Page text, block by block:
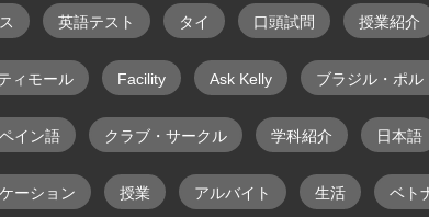
英語テスト タイ 口頭試問 授業紹介
ィモール Facility Ask Kelly ブラジル・ポル
イン語 クラブ・サークル 学科紹介 日本語
ーション 授業 アルバイト 生活 ベト